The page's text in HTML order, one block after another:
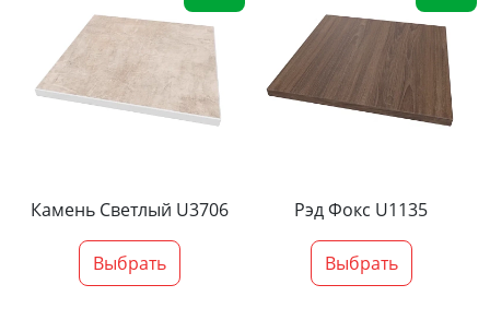
Камень Светлый U3706
Выбрать
Рэд Фокс U1135
Выбрать